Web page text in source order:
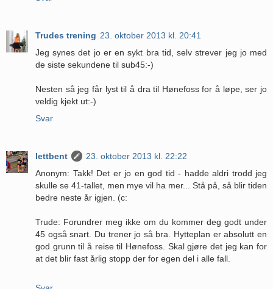
Trudes trening 23. oktober 2013 kl. 20:41
Jeg synes det jo er en sykt bra tid, selv strever jeg jo med
de siste sekundene til sub45:-)
Nesten så jeg får lyst til å dra til Hønefoss for å løpe, ser jo
veldig kjekt ut:-)
Svar
lettbent
23. oktober 2013 kl. 22:22
Anonym: Takk! Det er jo en god tid - hadde aldri trodd jeg
skulle se 41-tallet, men mye vil ha mer... Stå på, så blir tiden
bedre neste år igjen. (c:
Trude: Forundrer meg ikke om du kommer deg godt under
45 også snart. Du trener jo så bra. Hytteplan er absolutt en
god grunn til å reise til Hønefoss. Skal gjøre det jeg kan for
at det blir fast årlig stopp der for egen del i alle fall.